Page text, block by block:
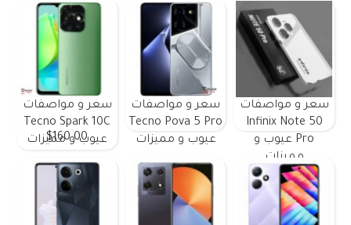
سعر و مواصفات
Infinix Note 50
Pro عيوب و
مميزات
سعر و مواصفات
Tecno Pova 5 Pro
عيوب و مميزات
سعر و مواصفات
Tecno Spark 10C
عيوب و مميزات
$160.00